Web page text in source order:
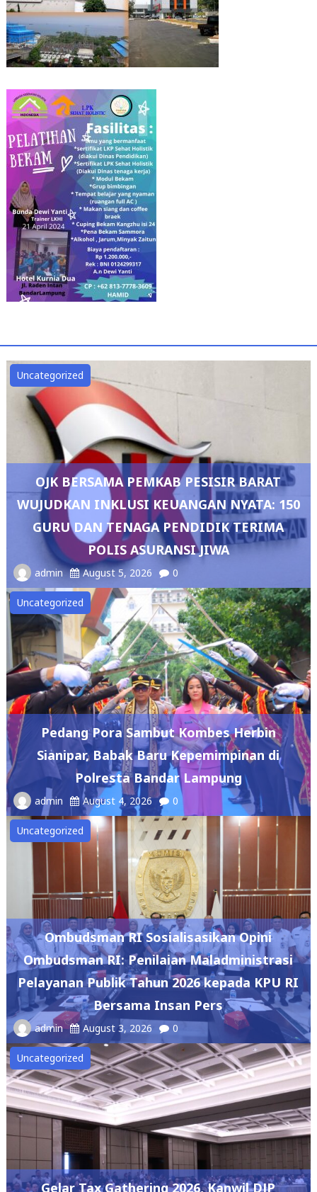
Uncategorized
OJK BERSAMA PEMKAB PESISIR BARAT
WUJUDKAN INKLUSI KEUANGAN NYATA: 150
GURU DAN TENAGA PENDIDIK TERIMA
POLIS ASURANSI JIWA
admin August 5, 2026 0
Uncategorized
Pedang Pora Sambut Kombes Herbin
Sianipar, Babak Baru Kepemimpinan di
Polresta Bandar Lampung
admin August 4, 2026 0
Uncategorized
Ombudsman RI Sosialisasikan Opini
Ombudsman RI: Penilaian Maladministrasi
Pelayanan Publik Tahun 2026 kepada KPU RI
Bersama Insan Pers
admin August 3, 2026 0
Uncategorized
Gelar Tax Gathering 2026, Kanwil DJP